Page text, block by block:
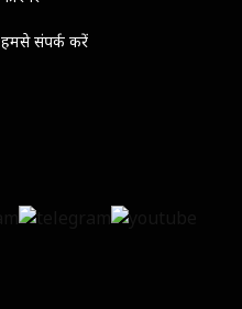
हमसे संपर्क करें